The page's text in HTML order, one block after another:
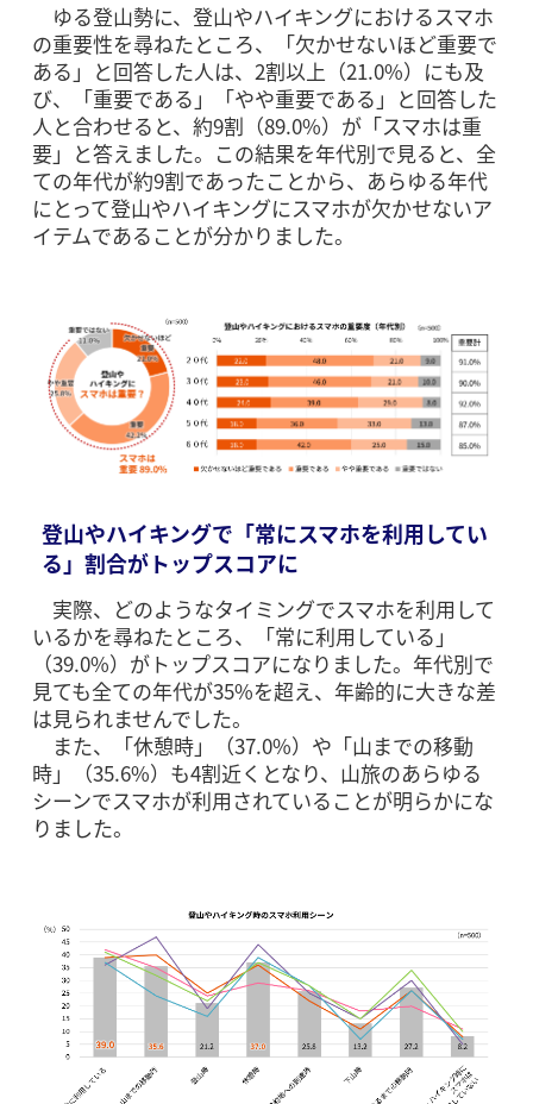
ゆる登山勢に、登山やハイキングにおけるスマホ
の重要性を尋ねたところ、「欠かせないほど重要で
ある」と回答した人は、2割以上（21.0%）にも及
び、「重要である」「やや重要である」と回答した
人と合わせると、約9割（89.0%）が「スマホは重
要」と答えました。この結果を年代別で見ると、全
ての年代が約9割であったことから、あらゆる年代
にとって登山やハイキングにスマホが欠かせないア
イテムであることが分かりました。
登山やハイキングで「常にスマホを利用してい
る」割合がトップスコアに
実際、どのようなタイミングでスマホを利用して
いるかを尋ねたところ、「常に利用している」
（39.0%）がトップスコアになりました。年代別で
見ても全ての年代が35%を超え、年齢的に大きな差
は見られませんでした。
また、「休憩時」（37.0%）や「山までの移動
時」（35.6%）も4割近くとなり、山旅のあらゆる
シーンでスマホが利用されていることが明らかにな
りました。